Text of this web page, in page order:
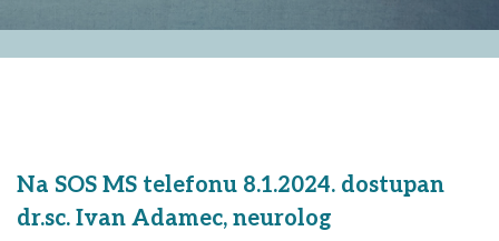
Na SOS MS telefonu 8.1.2024. dostupan
dr.sc. Ivan Adamec, neurolog